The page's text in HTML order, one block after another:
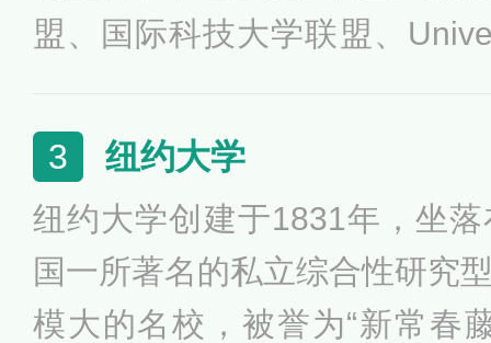
盟、国际科技大学联盟、
学院，共75个系，其中工程
誉，在工程与计算机领域具有
3 纽约大学
纽约大学创建于1831年，坐
国一所著名的私立综合性研究
模大的名校，被誉为“新常春